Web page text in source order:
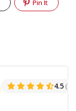
Pin It
4.5